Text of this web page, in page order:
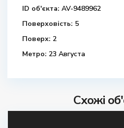
ID об'єкта: AV-9489962
Поверховість: 5
Поверх: 2
Метро: 23 Августа
Схожі